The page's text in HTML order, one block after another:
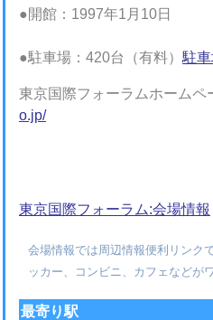
●開館：1997年1月10日
●駐車場：420台（有料） 駐
東京国際フォーラムホームペ
o.jp/
東京国際フォーラム:会場情報
会場情報では周辺情報便利リンク
ッカー、コンビニ、カフェなどが
最寄り駅